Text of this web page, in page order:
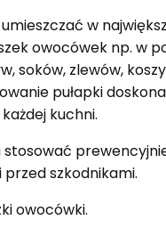
umieszczać w
owocówek np. w
soków, zlewów,
pułapki
kuchni.
stosować
szkodnikami.
owocówki.